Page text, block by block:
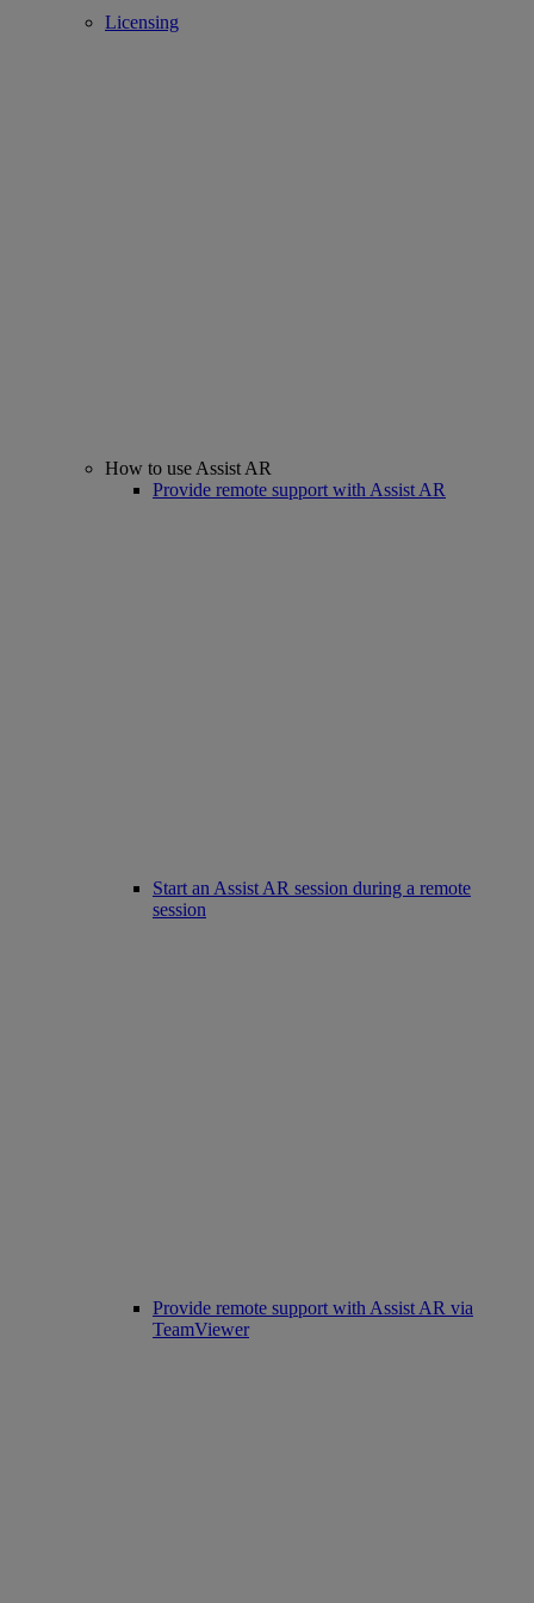
Licensing
How to use Assist AR
Provide remote support with Assist AR
Start an Assist AR session during a remote
session
Provide remote support with Assist AR via
TeamViewer